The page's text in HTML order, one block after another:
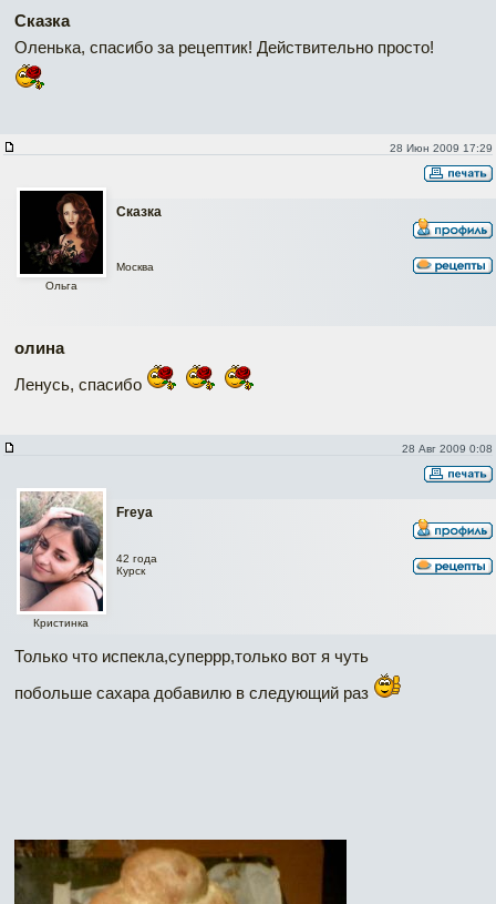
Сказка
Оленька, спасибо за рецептик! Действительно просто!
28 Июн 2009 17:29
Сказка
Ольга
Москва
олина
Ленусь, спасибо
28 Авг 2009 0:08
Freya
Кристинка
42 года
Курск
Только что испекла,суперрр,только вот я чуть
побольше сахара добавилю в следующий раз